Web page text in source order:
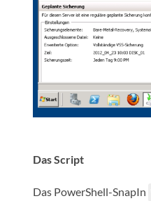
Das Script
Das PowerShell-SnapIn